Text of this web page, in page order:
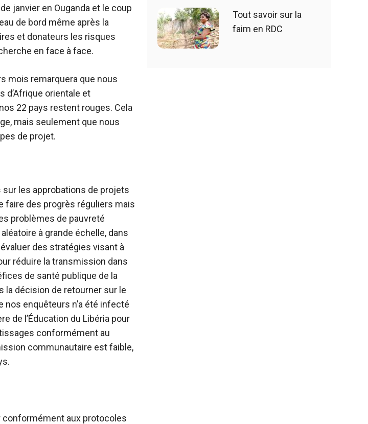
janvier en Ouganda et le coup
et donateurs les risques
en face à face.
mois remarquera que nous
pays restent rouges. Cela
mais seulement que nous
de projet.
les approbations de projets
faire des progrès réguliers mais
problèmes de pauvreté
des stratégies visant à
réduire la transmission dans
la décision de retourner sur le
enquêteurs n’a été infecté
conformément au
conformément aux protocoles
Tout savoir sur la
faim en RDC